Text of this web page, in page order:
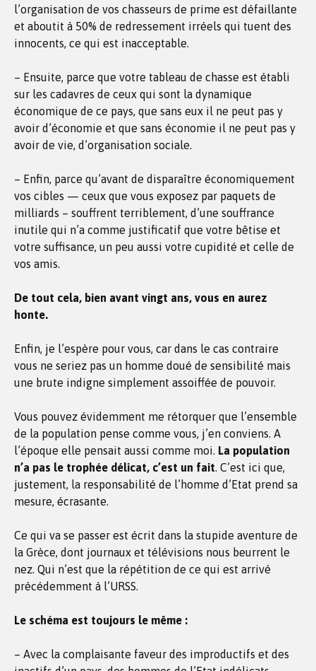
l’organisation de vos chasseurs de prime est défaillante
et aboutit à 50% de redressement irréels qui tuent des
innocents, ce qui est inacceptable.
– Ensuite, parce que votre tableau de chasse est établi
sur les cadavres de ceux qui sont la dynamique
économique de ce pays, que sans eux il ne peut pas y
avoir d’économie et que sans économie il ne peut pas y
avoir de vie, d’organisation sociale.
– Enfin, parce qu’avant de disparaître économiquement
vos cibles — ceux que vous exposez par paquets de
milliards – souffrent terriblement, d’une souffrance
inutile qui n’a comme justificatif que votre bêtise et
votre suffisance, un peu aussi votre cupidité et celle de
vos amis.
De tout cela, bien avant vingt ans, vous en aurez
honte.
Enfin, je l’espère pour vous, car dans le cas contraire
vous ne seriez pas un homme doué de sensibilité mais
une brute indigne simplement assoiffée de pouvoir.
Vous pouvez évidemment me rétorquer que l’ensemble
de la population pense comme vous, j’en conviens. A
l’époque elle pensait aussi comme moi. La population
n’a pas le trophée délicat, c’est un fait. C’est ici que,
justement, la responsabilité de l’homme d’Etat prend sa
mesure, écrasante.
Ce qui va se passer est écrit dans la stupide aventure de
la Grèce, dont journaux et télévisions nous beurrent le
nez. Qui n’est que la répétition de ce qui est arrivé
précédemment à l’URSS.
Le schéma est toujours le même :
– Avec la complaisante faveur des improductifs et des